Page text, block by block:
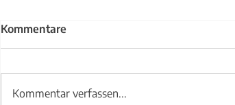
Kommentare
Kommentar verfassen...